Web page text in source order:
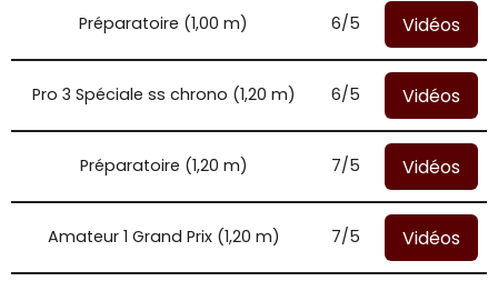
Préparatoire (1,00 m) 6/5 Vidéos
Pro 3 Spéciale ss chrono (1,20 m) 6/5 Vidéos
Préparatoire (1,20 m) 7/5 Vidéos
Amateur 1 Grand Prix (1,20 m) 7/5 Vidéos